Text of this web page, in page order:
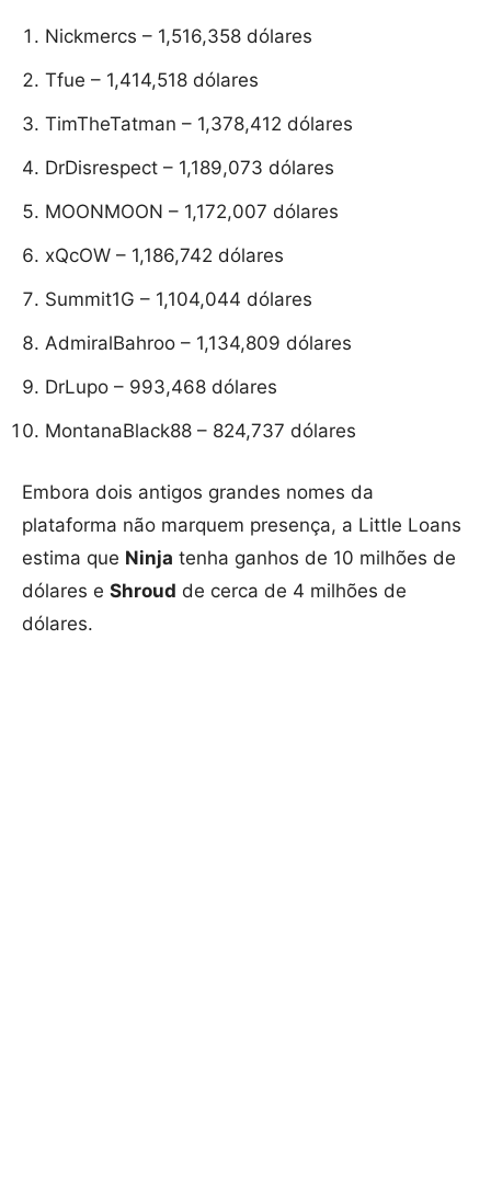
Nickmercs – 1,516,358 dólares
Tfue – 1,414,518 dólares
TimTheTatman – 1,378,412 dólares
DrDisrespect – 1,189,073 dólares
MOONMOON – 1,172,007 dólares
xQcOW – 1,186,742 dólares
Summit1G – 1,104,044 dólares
AdmiralBahroo – 1,134,809 dólares
DrLupo – 993,468 dólares
MontanaBlack88 – 824,737 dólares
Embora dois antigos grandes nomes da
plataforma não marquem presença, a Little Loans
estima que Ninja tenha ganhos de 10 milhões de
dólares e Shroud de cerca de 4 milhões de
dólares.